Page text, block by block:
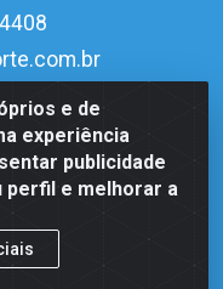
e de
experiência
publicidade
perfil e melhorar a
Câmara, 1815 -
59054-600 - CNPJ